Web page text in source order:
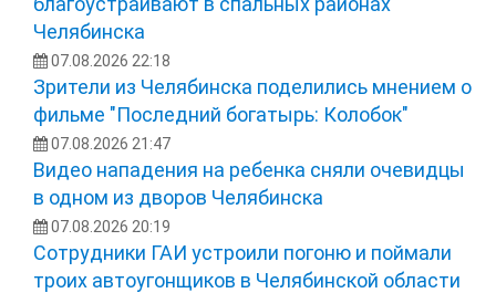
Челябинска
07.08.2026 22:18
Зрители из Челябинска поделились мнением о
фильме "Последний богатырь: Колобок"
07.08.2026 21:47
Видео нападения на ребенка сняли очевидцы
в одном из дворов Челябинска
07.08.2026 20:19
Сотрудники ГАИ устроили погоню и поймали
троих автоугонщиков в Челябинской области